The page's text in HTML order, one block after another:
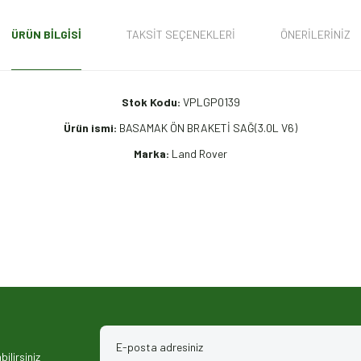
ÜRÜN BILGISI TAKSIT SEÇENEKLERI ÖNERILERINIZ
Stok Kodu: VPLGP0139
Ürün ismi: BASAMAK ÖN BRAKETİ SAĞ(3.0L V6)
Marka: Land Rover